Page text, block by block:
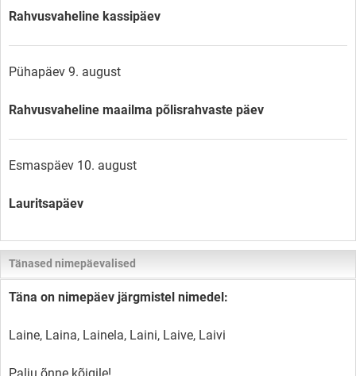
Rahvusvaheline kassipäev
Pühapäev 9. august
Rahvusvaheline maailma põlisrahvaste päev
Esmaspäev 10. august
Lauritsapäev
Tänased nimepäevalised
Täna on nimepäev järgmistel nimedel:
Laine, Laina, Lainela, Laini, Laive, Laivi